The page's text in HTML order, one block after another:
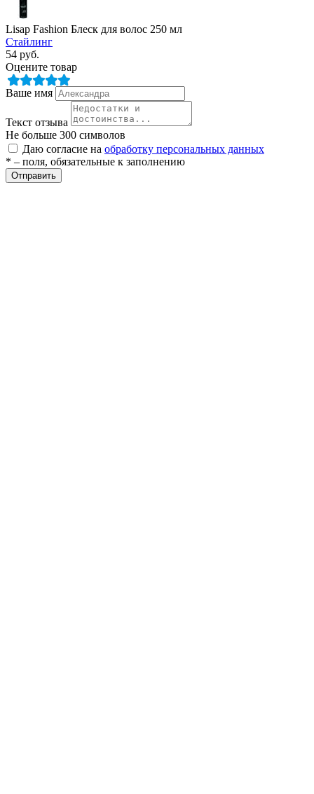
Lisap Fashion Блеск для волос 250 мл
Стайлинг
54 руб.
Оцените товар
Ваше имя
Текст отзыва
Не больше 300 символов
Даю согласие на обработку персональных данных
* – поля, обязательные к заполнению
Отправить